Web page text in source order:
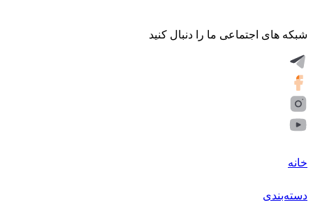
شبکه های اجتماعی ما را دنبال کنید
خانه
دسته‌بندی